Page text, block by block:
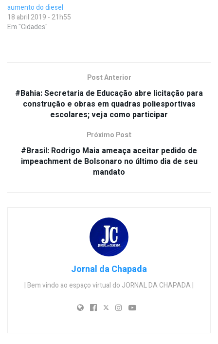
aumento do diesel
18 abril 2019 - 21h55
Em "Cidades"
Post Anterior
#Bahia: Secretaria de Educação abre licitação para
construção e obras em quadras poliesportivas
escolares; veja como participar
Próximo Post
#Brasil: Rodrigo Maia ameaça aceitar pedido de
impeachment de Bolsonaro no último dia de seu
mandato
Jornal da Chapada
| Bem vindo ao espaço virtual do JORNAL DA CHAPADA |